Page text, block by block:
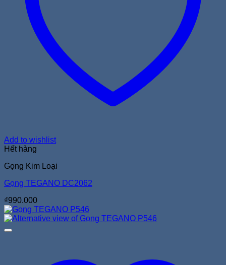
Add to wishlist
Hết hàng
Gọng Kim Loại
Gọng TEGANO DC2062
₫990.000